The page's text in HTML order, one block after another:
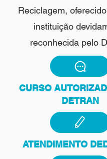
Reciclagem,
instituição
reconhecida pelo
CURSO
DETRAN
ATENDIMENTO